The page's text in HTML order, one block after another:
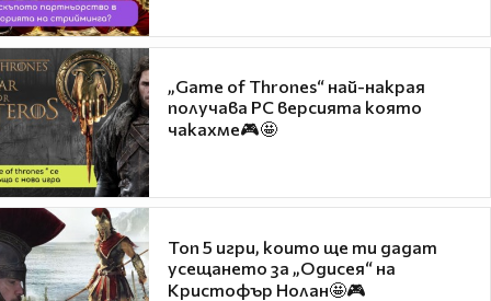
„Game of Thrones“ най-накрая
получава PC версията която
чакахме🎮🤩
Топ 5 игри, които ще ти дадат
усещането за „Одисея“ на
Кристофър Нолан🤩🎮